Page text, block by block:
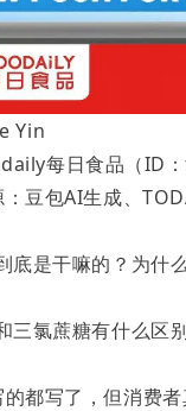
Yin
每日食品（ID
豆包AI生成、
底是干嘛的？为什
三氯蔗糖有什么区
都写了，但消费者